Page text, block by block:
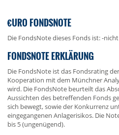
€URO FONDSNOTE
Die FondsNote dieses Fonds ist: -
FONDSNOTE ERKLÄRUNG
Die FondsNote ist das Fondsrating
Kooperation mit dem Münchner
wird. Die FondsNote beurteilt das
Aussichten des betreffenden Fonds
sich bewegt, sowie der Konkurrenz
eingegangenen Anlagerisikos. Die
bis 5 (ungenügend).